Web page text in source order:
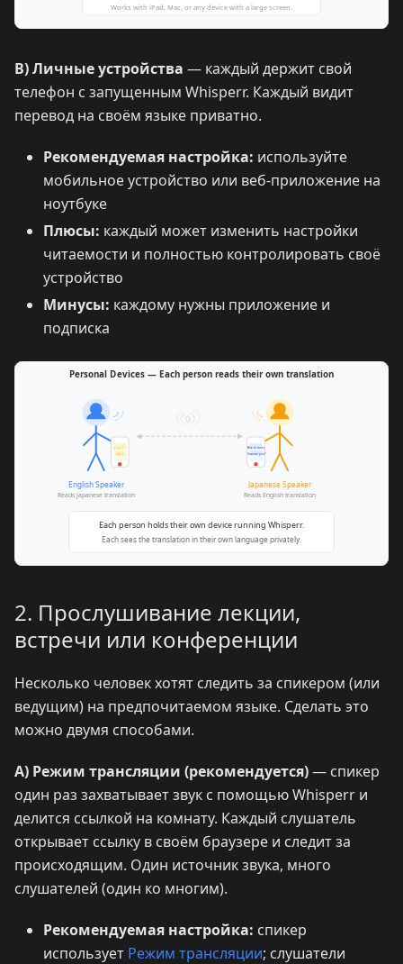
B) Личные устройства — каждый держит свой
телефон с запущенным Whisperr. Каждый видит
перевод на своём языке приватно.
Рекомендуемая настройка: используйте
мобильное устройство или веб-приложение на
ноутбуке
Плюсы: каждый может изменить настройки
читаемости и полностью контролировать своё
устройство
Минусы: каждому нужны приложение и
подписка
2. Прослушивание лекции,
встречи или конференции
Несколько человек хотят следить за спикером (или
ведущим) на предпочитаемом языке. Сделать это
можно двумя способами.
A) Режим трансляции (рекомендуется)— спикер
один раз захватывает звук с помощью Whisperr и
делится ссылкой на комнату. Каждый слушатель
открывает ссылку в своём браузере и следит за
происходящим. Один источник звука, много
слушателей (один ко многим).
Рекомендуемая настройка: спикер
использует Режим трансляции; слушатели